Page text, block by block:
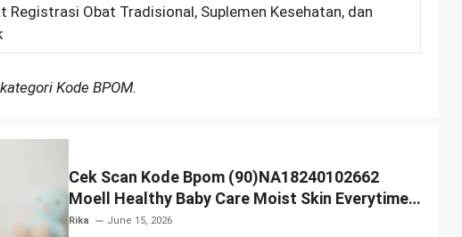
Registrasi Obat Tradisional, Suplemen Kesehatan, dan
Kode BPOM.
Cek Scan Kode Bpom (90)NA18240102662
Moell Healthy Baby Care Moist Skin Everytime
Body Lotion
Rika June 15, 2026